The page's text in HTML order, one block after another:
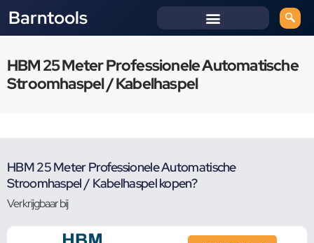
Barntools
HBM 25 Meter Professionele Automatische
Stroomhaspel / Kabelhaspel
HBM 25 Meter Professionele Automatische
Stroomhaspel / Kabelhaspel kopen?
Verkrijgbaar bij